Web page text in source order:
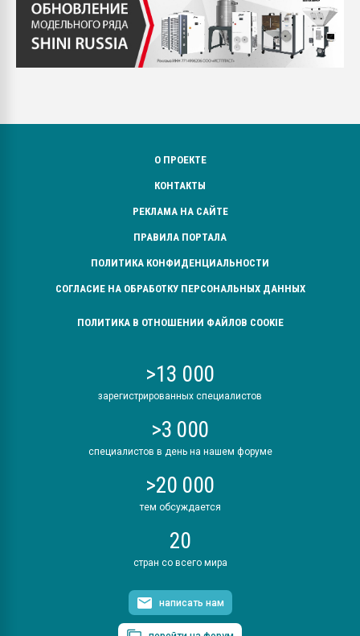
О ПРОЕКТЕ
КОНТАКТЫ
РЕКЛАМА НА САЙТЕ
ПРАВИЛА ПОРТАЛА
ПОЛИТИКА КОНФИДЕНЦИАЛЬНОСТИ
СОГЛАСИЕ НА ОБРАБОТКУ ПЕРСОНАЛЬНЫХ ДАННЫХ
ПОЛИТИКА В ОТНОШЕНИИ ФАЙЛОВ COOKIE
>13 000
зарегистрированных специалистов
>3 000
специалистов в день на нашем форуме
>20 000
тем обсуждается
20
стран со всего мира
написать нам